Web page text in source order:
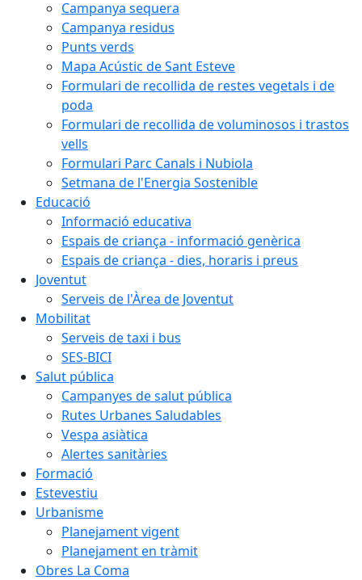
Campanya sequera
Campanya residus
Punts verds
Mapa Acústic de Sant Esteve
Formulari de recollida de restes vegetals i de
poda
Formulari de recollida de voluminosos i trastos
vells
Formulari Parc Canals i Nubiola
Setmana de l'Energia Sostenible
Educació
Informació educativa
Espais de criança - informació genèrica
Espais de criança - dies, horaris i preus
Joventut
Serveis de l'Àrea de Joventut
Mobilitat
Serveis de taxi i bus
SES-BICI
Salut pública
Campanyes de salut pública
Rutes Urbanes Saludables
Vespa asiàtica
Alertes sanitàries
Formació
Estevestiu
Urbanisme
Planejament vigent
Planejament en tràmit
Obres La Coma